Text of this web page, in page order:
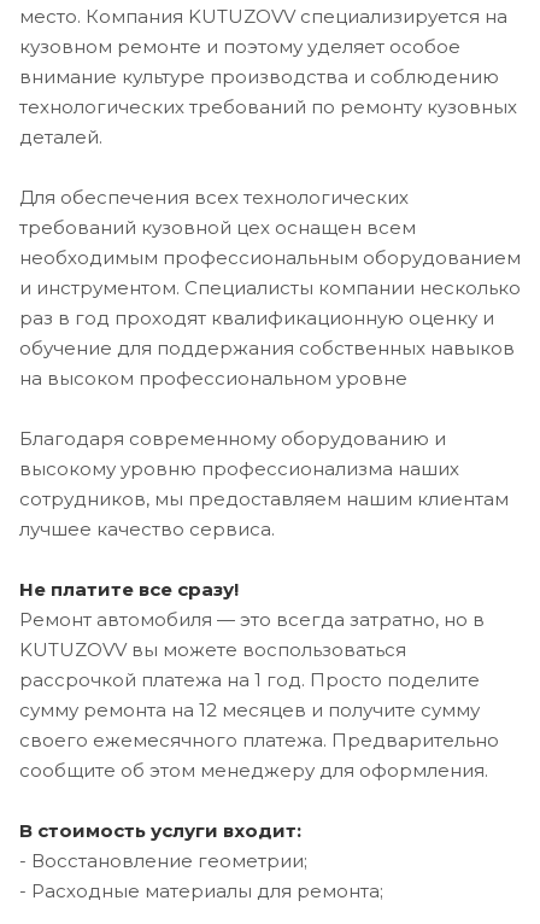
место. Компания KUTUZOVV специализируется на
кузовном ремонте и поэтому уделяет особое
внимание культуре производства и соблюдению
технологических требований по ремонту кузовных
деталей.
Для обеспечения всех технологических
требований кузовной цех оснащен всем
необходимым профессиональным оборудованием
и инструментом. Специалисты компании несколько
раз в год проходят квалификационную оценку и
обучение для поддержания собственных навыков
на высоком профессиональном уровне
Благодаря современному оборудованию и
высокому уровню профессионализма наших
сотрудников, мы предоставляем нашим клиентам
лучшее качество сервиса.
Не платите все сразу!
Ремонт автомобиля — это всегда затратно, но в
KUTUZOVV вы можете воспользоваться
рассрочкой платежа на 1 год. Просто поделите
сумму ремонта на 12 месяцев и получите сумму
своего ежемесячного платежа. Предварительно
сообщите об этом менеджеру для оформления.
В стоимость услуги входит:
- Восстановление геометрии;
- Расходные материалы для ремонта;